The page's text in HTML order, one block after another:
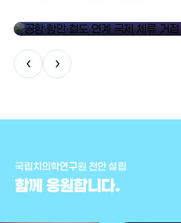
‹ ›
국립치의학연구원 천안 설립
함께 응원합니다.